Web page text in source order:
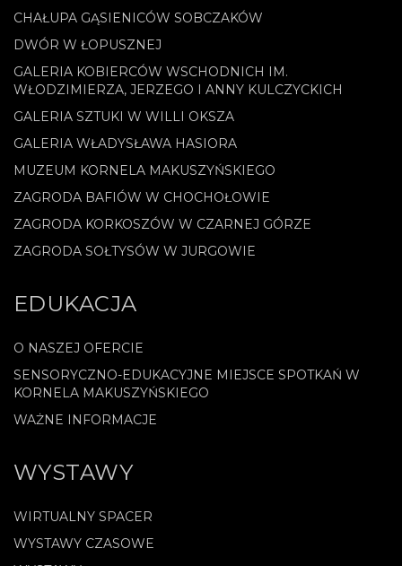
CHAŁUPA GĄSIENICÓW SOBCZAKÓW
DWÓR W ŁOPUSZNEJ
GALERIA KOBIERCÓW WSCHODNICH IM.
WŁODZIMIERZA, JERZEGO I ANNY KULCZYCKICH
GALERIA SZTUKI W WILLI OKSZA
GALERIA WŁADYSŁAWA HASIORA
MUZEUM KORNELA MAKUSZYŃSKIEGO
ZAGRODA BAFIÓW W CHOCHOŁOWIE
ZAGRODA KORKOSZÓW W CZARNEJ GÓRZE
ZAGRODA SOŁTYSÓW W JURGOWIE
EDUKACJA
O NASZEJ OFERCIE
SENSORYCZNO-EDUKACYJNE MIEJSCE SPOTKAŃ W
KORNELA MAKUSZYŃSKIEGO
WAŻNE INFORMACJE
WYSTAWY
WIRTUALNY SPACER
WYSTAWY CZASOWE